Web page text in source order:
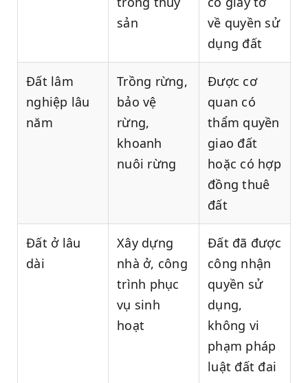
sản
về quyền sử
dụng đất
Đất lâm
nghiệp lâu
năm
Trồng rừng,
bảo vệ
rừng,
khoanh
nuôi rừng
Được cơ
quan có
thẩm quyền
giao đất
hoặc có hợp
đồng thuê
đất
Đất ở lâu
dài
Xây dựng
nhà ở, công
trình phục
vụ sinh
hoạt
Đất đã được
công nhận
quyền sử
dụng,
không vi
phạm pháp
luật đất đai